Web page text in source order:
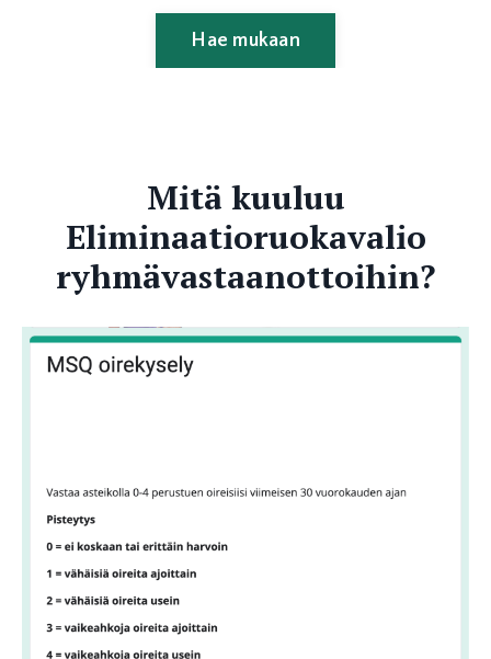
Hae mukaan
Mitä kuuluu
Eliminaatioruokavalio
ryhmävastaanottoihin?